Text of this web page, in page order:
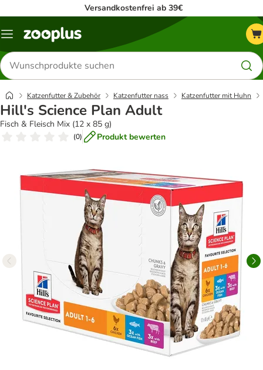
Versandkostenfrei ab 39€
Menü
Produkte
suchen
Katzenfutter & Zubehör Katzenfutter nass Katzenfutter mit Huhn
Hill's Science Plan Adult
Fisch & Fleisch Mix (12 x 85 g)
(0) Produkt bewerten